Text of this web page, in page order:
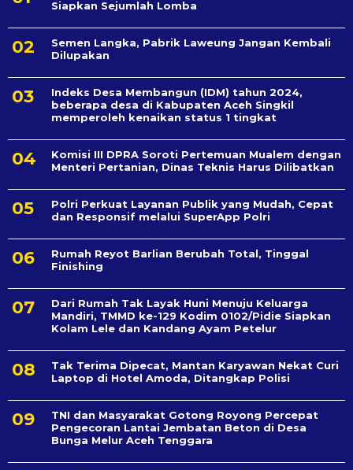
Siapkan Sejumlah Lomba
Semen Langka, Pabrik Laweung Jangan Kembali
Dilupakan
Indeks Desa Membangun (IDM) tahun 2024,
beberapa desa di Kabupaten Aceh Singkil
memperoleh kenaikan status 1 tingkat
Komisi III DPRA Soroti Pertemuan Mualem dengan
Menteri Pertanian, Dinas Teknis Harus Dilibatkan
Polri Perkuat Layanan Publik yang Mudah, Cepat
dan Responsif melalui SuperApp Polri
Rumah Reyot Barlian Berubah Total, Tinggal
Finishing
Dari Rumah Tak Layak Huni Menuju Keluarga
Mandiri, TMMD ke-129 Kodim 0102/Pidie Siapkan
Kolam Lele dan Kandang Ayam Petelur
Tak Terima Dipecat, Mantan Karyawan Nekat Curi
Laptop di Hotel Amoda, Ditangkap Polisi
TNI dan Masyarakat Gotong Royong Percepat
Pengecoran Lantai Jembatan Beton di Desa
Bunga Melur Aceh Tenggara